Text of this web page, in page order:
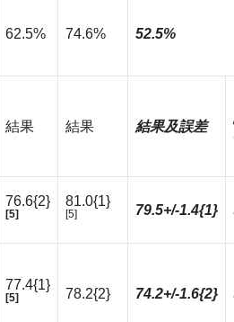
62.5% 74.6% 52.5%
結果 結果 結果及誤差
76.6{2}
[5]
81.0{1}
[5] 79.5+/-1.4{1}
77.4{1}
[5] 78.2{2} 74.2+/-1.6{2}